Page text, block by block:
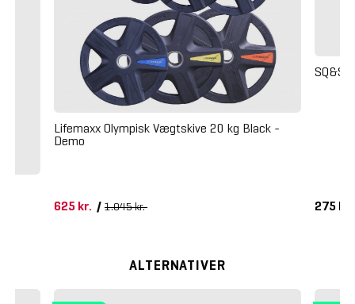
Lifemaxx Olympisk Vægtskive 20 kg Black -
Demo
625 kr./ 1.045 kr. 275 kr.
ALTERNATIVER